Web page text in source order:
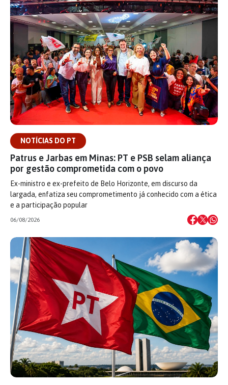
NOTÍCIAS DO PT
Patrus e Jarbas em Minas: PT e PSB selam aliança
por gestão comprometida com o povo
Ex-ministro e ex-prefeito de Belo Horizonte, em discurso da
largada, enfatiza seu comprometimento já conhecido com a ética
e a participação popular
06/08/2026